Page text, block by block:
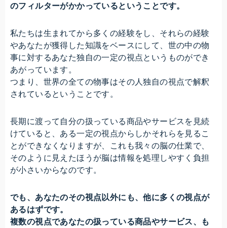
のフィルターがかかっているということです。
私たちは生まれてから多くの経験をし、それらの経験
やあなたが獲得した知識をベースにして、世の中の物
事に対するあなた独自の一定の視点というものができ
あがっています。
つまり、世界の全ての物事はその人独自の視点で解釈
されているということです。
長期に渡って自分の扱っている商品やサービスを見続
けていると、ある一定の視点からしかそれらを見るこ
とができなくなりますが、これも我々の脳の仕業で、
そのように見えたほうが脳は情報を処理しやすく負担
が小さいからなのです。
でも、あなたのその視点以外にも、他に多くの視点が
あるはずです。
複数の視点であなたの扱っている商品やサービス、も